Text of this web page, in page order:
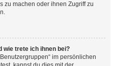
zu machen oder ihnen Zugriff zu
wie trete ich ihnen bei?
im persönlichen